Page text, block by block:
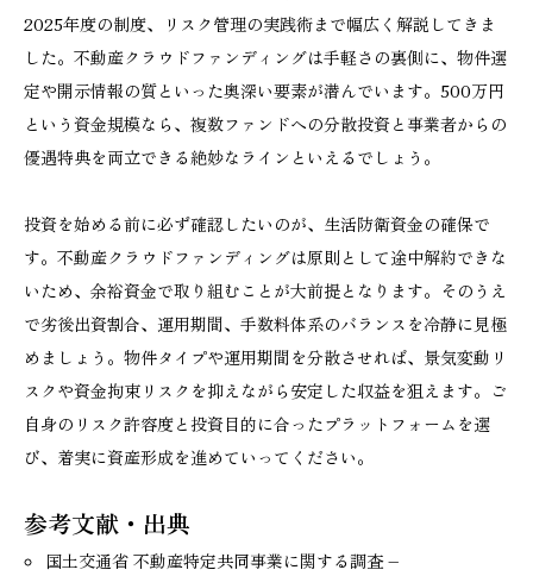
2025年度の制度、リスク管理の実践術まで幅広く解説してきま
した。不動産クラウドファンディングは手軽さの裏側に、物件選
定や開示情報の質といった奥深い要素が潜んでいます。500万円
という資金規模なら、複数ファンドへの分散投資と事業者からの
優遇特典を両立できる絶妙なラインといえるでしょう。
投資を始める前に必ず確認したいのが、生活防衛資金の確保で
す。不動産クラウドファンディングは原則として途中解約できな
いため、余裕資金で取り組むことが大前提となります。そのうえ
で劣後出資割合、運用期間、手数料体系のバランスを冷静に見極
めましょう。物件タイプや運用期間を分散させれば、景気変動リ
スクや資金拘束リスクを抑えながら安定した収益を狙えます。ご
自身のリスク許容度と投資目的に合ったプラットフォームを選
び、着実に資産形成を進めていってください。
参考文献・出典
国土交通省 不動産特定共同事業に関する調査 –